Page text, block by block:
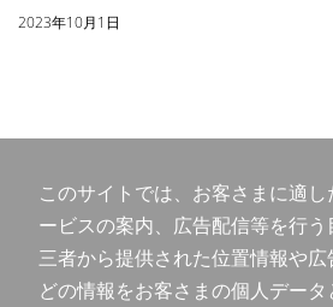
2023年10月1日
このサイトでは、お客さまに適し
ービスの案内、広告配信等を行う
三者から提供された位置情報や広
どの情報をお客さまの個人データ